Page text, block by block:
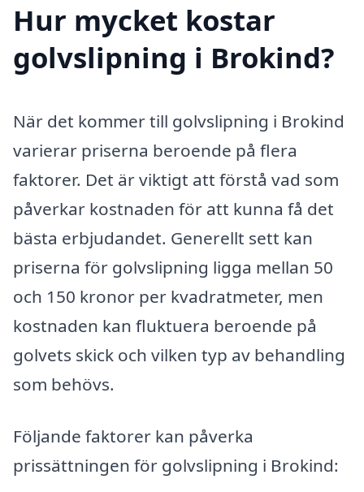
Hur mycket kostar
golvslipning i Brokind?
När det kommer till golvslipning i Brokind
varierar priserna beroende på flera
faktorer. Det är viktigt att förstå vad som
påverkar kostnaden för att kunna få det
bästa erbjudandet. Generellt sett kan
priserna för golvslipning ligga mellan 50
och 150 kronor per kvadratmeter, men
kostnaden kan fluktuera beroende på
golvets skick och vilken typ av behandling
som behövs.
Följande faktorer kan påverka
prissättningen för golvslipning i Brokind: